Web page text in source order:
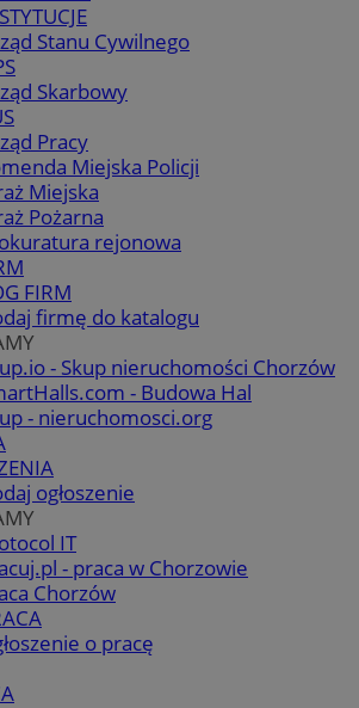
Stanu Cywilnego
Skarbowy
Pracy
Miejska Policji
Miejska
Pożarna
rejonowa
FIRM
firmę do katalogu
- Skup nieruchomości Chorzów
- Budowa Hal
- nieruchomosci.org
ogłoszenie
IT
- praca w Chorzowie
Chorzów
o pracę